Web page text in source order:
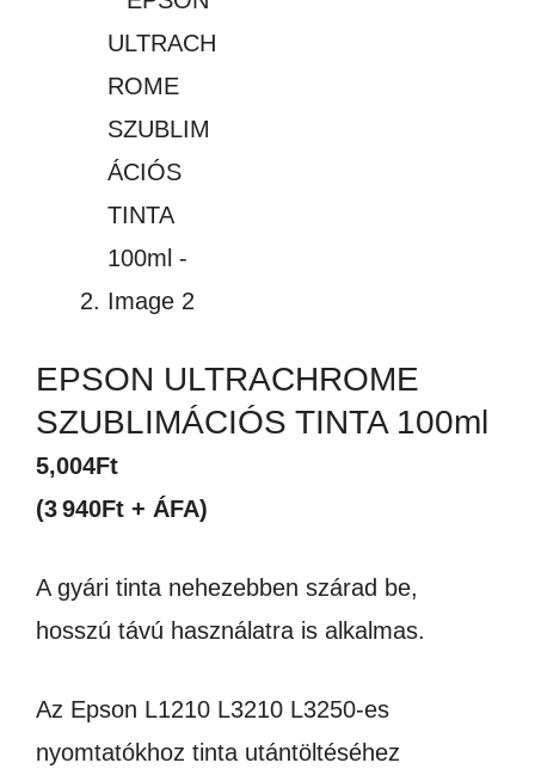
EPSON ULTRACHROME
SZUBLIMÁCIÓS TINTA 100ml
5,004Ft
(3 940Ft + ÁFA)
A gyári tinta nehezebben szárad be,
hosszú távú használatra is alkalmas.
Az Epson L1210 L3210 L3250-es
nyomtatókhoz tinta utántöltéséhez